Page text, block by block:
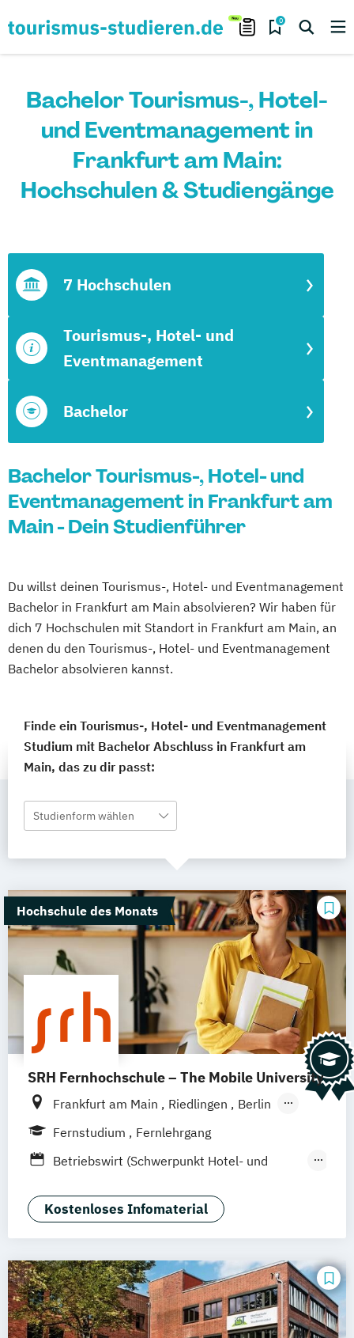
0
Bachelor Tourismus-, Hotel-
und Eventmanagement in
Frankfurt am Main:
Hochschulen & Studiengänge
Bachelor
Tourismus-, Hotel- und
Eventmanagement
7 Hochschulen
Bachelor Tourismus-, Hotel- und
Eventmanagement in Frankfurt am
Main - Dein Studienführer
Du willst deinen Tourismus-, Hotel- und Eventmanagement
Bachelor in Frankfurt am Main absolvieren? Wir haben für
dich 7 Hochschulen mit Standort in Frankfurt am Main, an
denen du den Tourismus-, Hotel- und Eventmanagement
Bachelor absolvieren kannst.
Finde ein Tourismus-, Hotel- und Eventmanagement
Studium mit Bachelor Abschluss in Frankfurt am
Main, das zu dir passt:
Studienform wählen
Hochschule des Monats
SRH Fernhochschule – The Mobile University
Frankfurt am Main Riedlingen
Berlin
Dresden
Düsseldorf
Hamburg
Ellwangen Zell Leipzig Mannheim
Wertheim Wien Hamm Zürich
Fernstudium
Fernlehrgang
Betriebswirt (Schwerpunkt Hotel- und
Betriebswirtschaft und Hotelmanagement
Kostenloses Infomaterial